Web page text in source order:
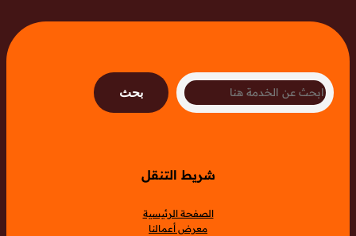
Search
بحث
شريط التنقل
الصفحة الرئيسية
معرض أعمالنا